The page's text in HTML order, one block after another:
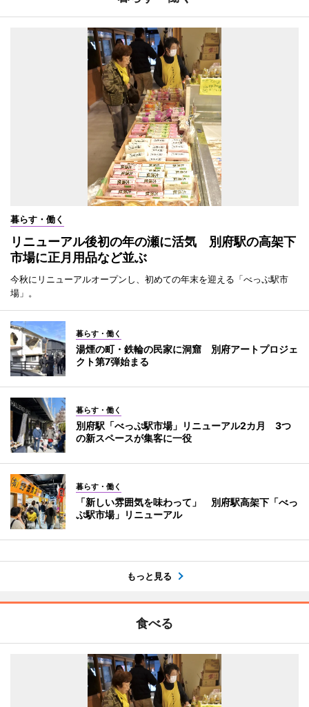
暮らす・働く
リニューアル後初の年の瀬に活気 別府駅の高架下
市場に正月用品など並ぶ
今秋にリニューアルオープンし、初めての年末を迎える「べっぷ駅市
場」。
暮らす・働く
湯煙の町・鉄輪の民家に洞窟 別府アートプロジェ
クト第7弾始まる
暮らす・働く
別府駅「べっぷ駅市場」リニューアル2カ月 3つ
の新スペースが集客に一役
暮らす・働く
「新しい雰囲気を味わって」 別府駅高架下「べっ
ぷ駅市場」リニューアル
もっと見る
食べる